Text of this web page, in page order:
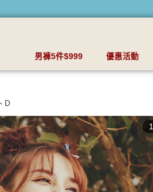
男褲5件$999 優惠活動
D
1